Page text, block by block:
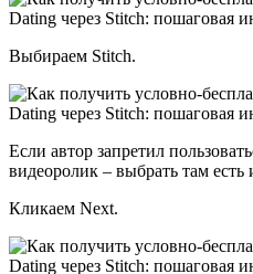
Выбираем Stitch.
Если автор запретил
видеоролик – выбрать там есть
Кликаем Next.